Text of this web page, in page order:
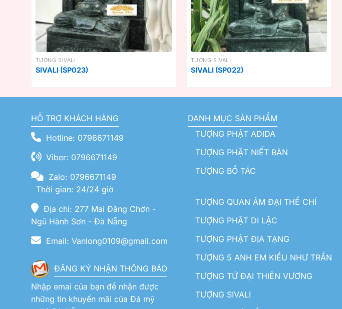
TƯỢNG SIVALI
SIVALI (SP023)
TƯỢNG SIVALI
SIVALI (SP022)
HỖ TRỢ KHÁCH HÀNG
Hotline: 0796671149
Viber: 0796671149
Zalo: 0796671149
Thời gian: 24/24 giờ
Địa chỉ: 277 Mai Đăng Chơn -
Ngũ Hành Sơn - Đà Nẵng
Email: Vanlong0109@gmail.com
ĐĂNG KÝ NHẬN THÔNG BÁO
Nhập emai của bạn để nhận được
những tin khuyến mãi của Đá mỹ
DANH MỤC SẢN PHẨM
TƯỢNG PHẬT ADIDA
TƯỢNG PHẬT NIẾT BÀN
TƯỢNG BỒ TÁC
TƯỢNG QUAN ÂM ĐẠI THẾ CHÍ
TƯỢNG PHẬT DI LẶC
TƯỢNG PHẬT ĐỊA TẠNG
TƯỢNG 5 ANH EM KIỀU NHƯ TRẦN
TƯỢNG TỨ ĐẠI THIÊN VƯƠNG
TƯỢNG SIVALI